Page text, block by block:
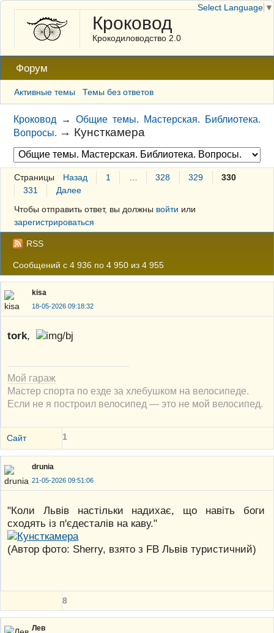
Кроковод
Крокодиловодство 2.0
Форум
Активные темы Темы без ответов
Кроковод →Общие темы. Мастерская. Библиотека.
Вопросы. → Кунсткамера
Страницы Назад 1 328 329
330
331
Далее
Чтобы отправить ответ, вы должны войти или
зарегистрироваться
RSS
Сообщений с 4 936 по 4 950 из 4 955
kisa
18-05-2026 09:18:32
tork,
Мой гараж
Мастер спорта по езде за хлебушком на велосипеде.
Если не я построил велосипед — это не мой велосипед.
Сайт 1
drunia
21-05-2026 09:51:06
"Коли Львів настільки надихає, що навіть боги
сходять із п'єдесталів на каву."
(Автор фото: Sherry, взято з FB Львів туристичний)
8
Лев
Select Language ▼